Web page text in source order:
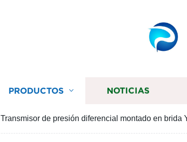
PRODUCTOS NOTICIAS
Transmisor de presión diferencial montado en brida